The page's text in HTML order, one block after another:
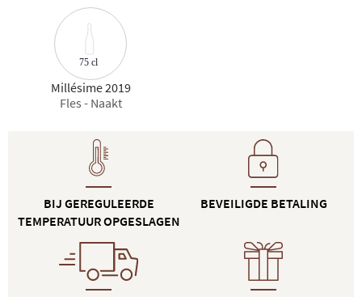
75 cl
Millésime 2019
Fles - Naakt
BIJ GEREGULEERDE
TEMPERATUUR OPGESLAGEN
BEVEILIGDE BETALING